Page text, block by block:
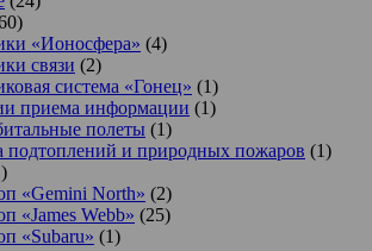
«Ионосфера» (4)
связи (2)
система «Гонец» (1)
приема информации (1)
полеты (1)
подтоплений и природных пожаров (1)
«Gemini North» (2)
«James Webb» (25)
«Subaru» (1)